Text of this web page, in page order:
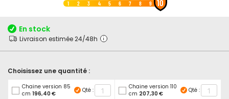
de
la
1 2 3 4 5 6 7 8 9 10
En stock
Livraison estimée 24/48h
Choisissez une quantité :
Chaine version 85
cm 196,40 € Qté :
Chaine version 110
cm 207,30 € Qté :